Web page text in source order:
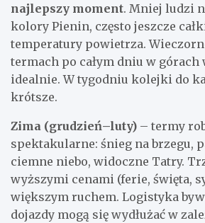
najlepszy moment. Mniej ludzi
kolory Pienin, często jeszcze
temperatury powietrza.
termach po całym dniu w górach
idealnie. W tygodniu kolejki do
krótsze.
Zima (grudzień–luty) – termy
spektakularne: śnieg na brzegu,
ciemne niebo, widoczne Tatry.
wyższymi cenami (ferie, święta,
większym ruchem. Logistyka
dojazdy mogą się wydłużać w